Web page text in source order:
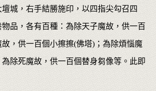
城，右手結勝施印，以四指尖勾召四
品，各有百種：為除天子魔故，供一百
，供一百個小擦擦(佛塔)；為除煩惱魔
除死魔故，供一百個替身芻像等。此即